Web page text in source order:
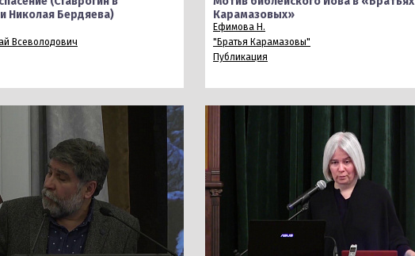
Николая Бердяева)
Всеволодович
Карамазовых»
Ефимова Н.
"Братья Карамазовы"
Публикация